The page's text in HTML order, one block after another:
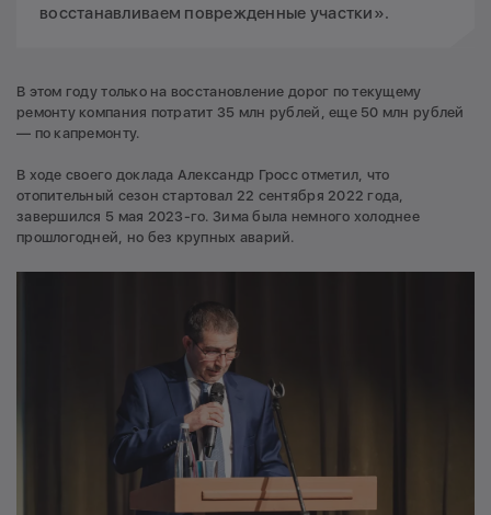
восстанавливаем поврежденные участки».
В этом году только на восстановление дорог по текущему
ремонту компания потратит 35 млн рублей, еще 50 млн рублей
— по капремонту.
В ходе своего доклада Александр Гросс отметил, что
отопительный сезон стартовал 22 сентября 2022 года,
завершился 5 мая 2023-го. Зима была немного холоднее
прошлогодней, но без крупных аварий.